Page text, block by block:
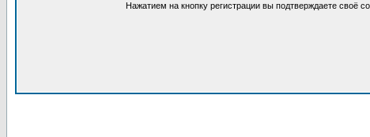
Нажатием на кнопку регистрации вы подтверждаете своё